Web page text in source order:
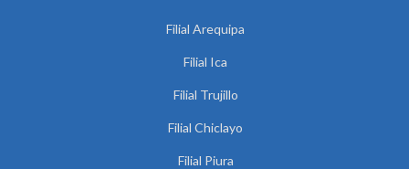
Filial Arequipa
Filial Ica
Filial Trujillo
Filial Chiclayo
Filial Piura